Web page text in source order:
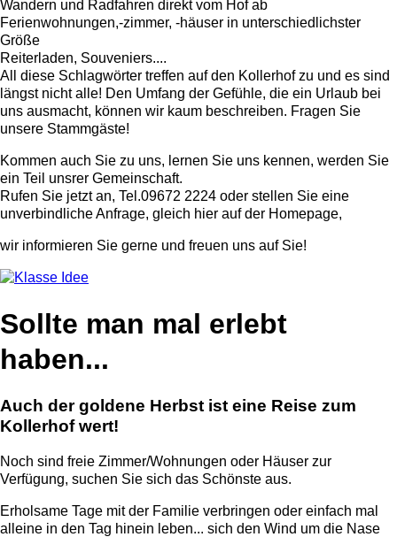
Wandern und Radfahren direkt vom Hof ab
Ferienwohnungen,-zimmer, -häuser in unterschiedlichster
Größe
Reiterladen, Souveniers....
All diese Schlagwörter treffen auf den Kollerhof zu und es sind
längst nicht alle! Den Umfang der Gefühle, die ein Urlaub bei
uns ausmacht, können wir kaum beschreiben. Fragen Sie
unsere Stammgäste!
Kommen auch Sie zu uns, lernen Sie uns kennen, werden Sie
ein Teil unsrer Gemeinschaft.
Rufen Sie jetzt an, Tel.09672 2224 oder stellen Sie eine
unverbindliche Anfrage, gleich hier auf der Homepage,
wir informieren Sie gerne und freuen uns auf Sie!
Sollte man mal erlebt
haben...
Auch der goldene Herbst ist eine Reise zum
Kollerhof wert!
Noch sind freie Zimmer/Wohnungen oder Häuser zur
Verfügung, suchen Sie sich das Schönste aus.
Erholsame Tage mit der Familie verbringen oder einfach mal
alleine in den Tag hinein leben... sich den Wind um die Nase